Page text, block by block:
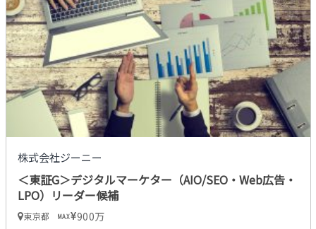
株式会社ジーニー
＜東証G＞デジタルマーケター（AIO/SEO・Web広告・
LPO）リーダー候補
東京都 MAX 900万